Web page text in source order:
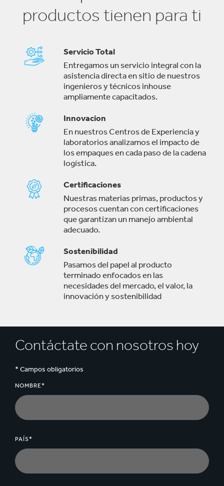
productos tienen para ti
Servicio Total
Entregamos un servicio integral con la
asistencia directa en sitio de nuestros
ingenieros y técnicos inhouse
ampliamente capacitados.
Innovacion
En nuestros Centros de Experiencia y
laboratorios analizamos el impacto de
los empaques en cada paso de la cadena
logística.
Certificaciones
Nuestras materias primas, productos y
procesos cuentan con certificaciones
que garantizan un manejo ambiental
adecuado.
Sostenibilidad
Pasamos del papel al producto
terminado enfocados en las
necesidades del mercado, el valor, la
innovación y sostenibilidad
Contáctate con nosotros hoy
* Campos obligatorios
NOMBRE*
PAÍS*